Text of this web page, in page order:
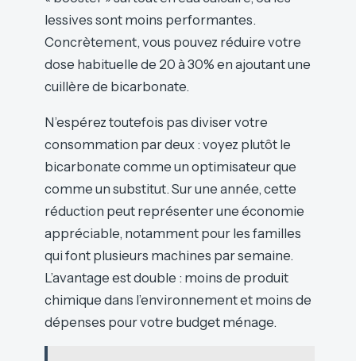
lessives sont moins performantes.
Concrètement, vous pouvez réduire votre
dose habituelle de 20 à 30% en ajoutant une
cuillère de bicarbonate.
N’espérez toutefois pas diviser votre
consommation par deux : voyez plutôt le
bicarbonate comme un optimisateur que
comme un substitut. Sur une année, cette
réduction peut représenter une économie
appréciable, notamment pour les familles
qui font plusieurs machines par semaine.
L’avantage est double : moins de produit
chimique dans l’environnement et moins de
dépenses pour votre budget ménage.